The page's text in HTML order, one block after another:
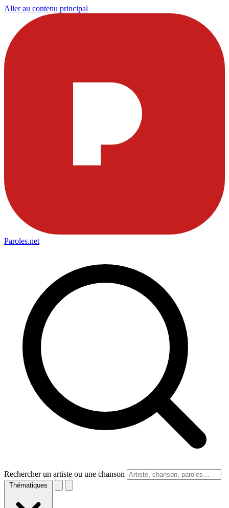
Aller au contenu principal
Paroles.net
Rechercher un artiste ou une chanson
Thématiques